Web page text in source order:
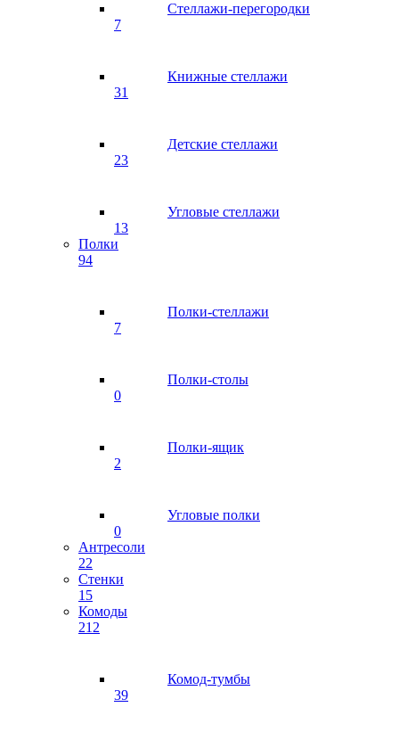
Стеллажи-перегородки
7
Книжные стеллажи
31
Детские стеллажи
23
Угловые стеллажи
13
Полки
94
Полки-стеллажи
7
Полки-столы
0
Полки-ящик
2
Угловые полки
0
Антресоли
22
Стенки
15
Комоды
212
Комод-тумбы
39